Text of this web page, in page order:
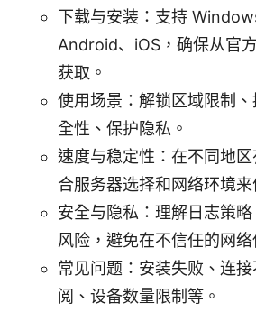
下载与安装：支持
Android、iOS，确保从官
获取。
使用场景：解锁区域限制
全性、保护隐私。
速度与稳定性：在不同地
合服务器选择和网络环境来
安全与隐私：理解日志策
风险，避免在不信任的网络
常见问题：安装失败、连
阅、设备数量限制等。